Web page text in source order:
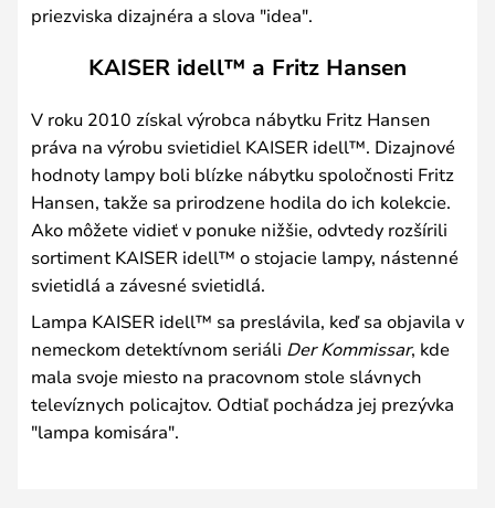
priezviska dizajnéra a slova "idea".
KAISER idell™ a Fritz Hansen
V roku 2010 získal výrobca nábytku Fritz Hansen
práva na výrobu svietidiel KAISER idell™. Dizajnové
hodnoty lampy boli blízke nábytku spoločnosti Fritz
Hansen, takže sa prirodzene hodila do ich kolekcie.
Ako môžete vidieť v ponuke nižšie, odvtedy rozšírili
sortiment KAISER idell™ o stojacie lampy, nástenné
svietidlá a závesné svietidlá.
Lampa KAISER idell™ sa preslávila, keď sa objavila v
nemeckom detektívnom seriáli Der Kommissar, kde
mala svoje miesto na pracovnom stole slávnych
televíznych policajtov. Odtiaľ pochádza jej prezývka
"lampa komisára".